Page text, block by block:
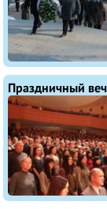
Праздничный